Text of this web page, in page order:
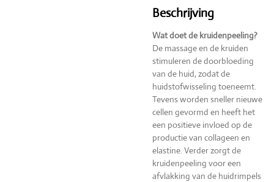
Beschrijving
Wat doet de kruidenpeeling?
De massage en de kruiden
stimuleren de doorbloeding
van de huid, zodat de
huidstofwisseling toeneemt.
Tevens worden sneller nieuwe
cellen gevormd en heeft het
een positieve invloed op de
productie van collageen en
elastine. Verder zorgt de
kruidenpeeling voor een
afvlakking van de huidrimpels